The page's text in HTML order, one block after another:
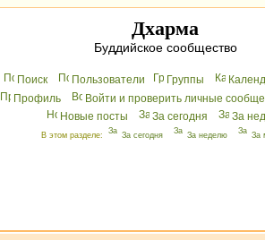
Дхарма
Буддийское сообщество
Поиск Пользователи Группы
Профиль
Войти и проверить личные
Новые посты
За сегодня За
В этом разделе: За сегодня За неделю За